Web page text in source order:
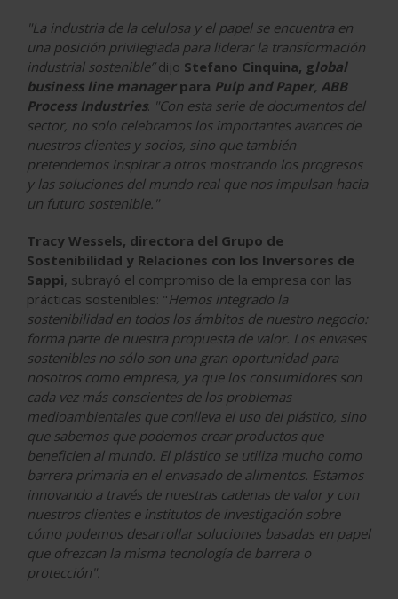
"La industria de la celulosa y el papel se encuentra en
una posición privilegiada para liderar la transformación
industrial sostenible”dijo Stefano Cinquina, global
business line managerpara Pulp and Paper, ABB
Process Industries. "Con esta serie de documentos del
sector, no solo celebramos los importantes avances de
nuestros clientes y socios, sino que también
pretendemos inspirar a otros mostrando los progresos
y las soluciones del mundo real que nos impulsan hacia
un futuro sostenible."
Tracy Wessels, directora del Grupo de
Sostenibilidad y Relaciones con los Inversores de
Sappi, subrayó el compromiso de la empresa con las
prácticas sostenibles: "Hemos integrado la
sostenibilidad en todos los ámbitos de nuestro negocio:
forma parte de nuestra propuesta de valor. Los envases
sostenibles no sólo son una gran oportunidad para
nosotros como empresa, ya que los consumidores son
cada vez más conscientes de los problemas
medioambientales que conlleva el uso del plástico, sino
que sabemos que podemos crear productos que
beneficien al mundo. El plástico se utiliza mucho como
barrera primaria en el envasado de alimentos. Estamos
innovando a través de nuestras cadenas de valor y con
nuestros clientes e institutos de investigación sobre
cómo podemos desarrollar soluciones basadas en papel
que ofrezcan la misma tecnología de barrera o
protección".